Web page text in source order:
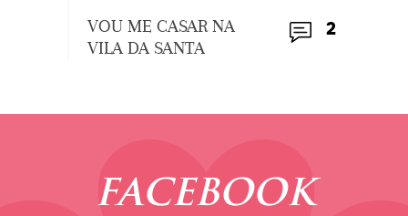
2
VOU ME CASAR NA
VILA DA SANTA
FACEBOOK